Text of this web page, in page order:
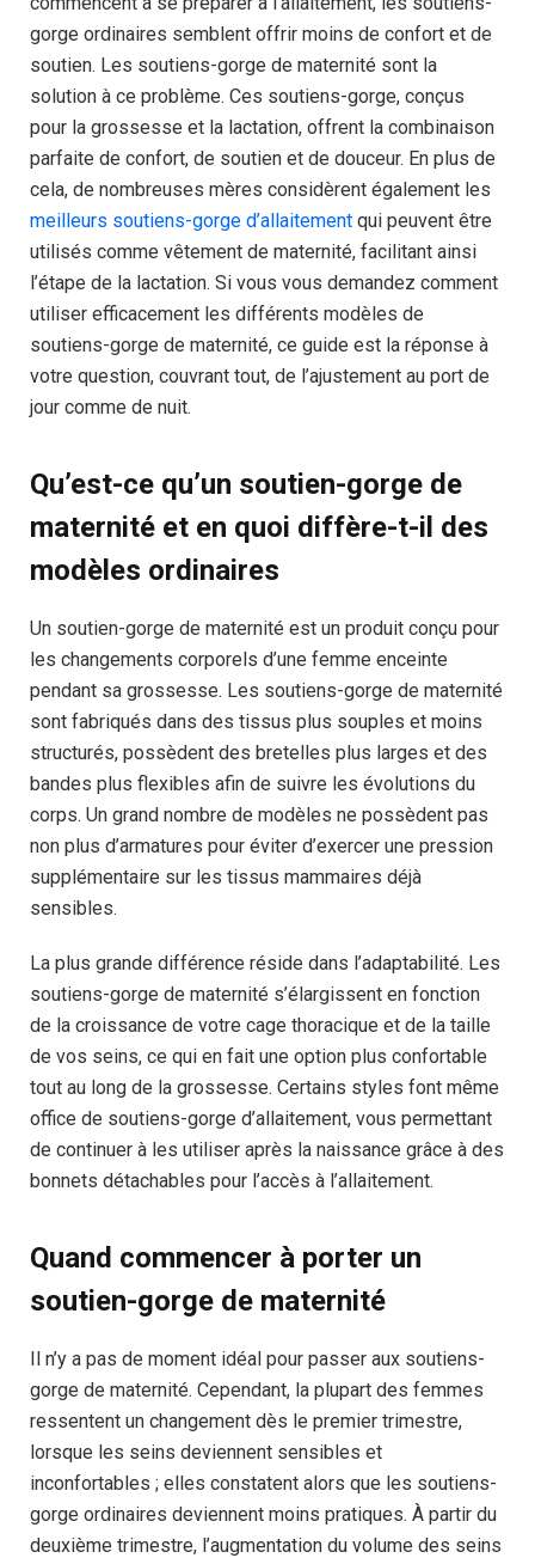
gorge ordinaires semblent offrir moins de confort et de
soutien. Les soutiens-gorge de maternité sont la
solution à ce problème. Ces soutiens-gorge, conçus
pour la grossesse et la lactation, offrent la combinaison
parfaite de confort, de soutien et de douceur. En plus de
cela, de nombreuses mères considèrent également les
meilleurs soutiens-gorge d’allaitement qui peuvent être
utilisés comme vêtement de maternité, facilitant ainsi
l’étape de la lactation. Si vous vous demandez comment
utiliser efficacement les différents modèles de
soutiens-gorge de maternité, ce guide est la réponse à
votre question, couvrant tout, de l’ajustement au port de
jour comme de nuit.
Qu’est-ce qu’un soutien-gorge de
maternité et en quoi diffère-t-il des
modèles ordinaires
Un soutien-gorge de maternité est un produit conçu pour
les changements corporels d’une femme enceinte
pendant sa grossesse. Les soutiens-gorge de maternité
sont fabriqués dans des tissus plus souples et moins
structurés, possèdent des bretelles plus larges et des
bandes plus flexibles afin de suivre les évolutions du
corps. Un grand nombre de modèles ne possèdent pas
non plus d’armatures pour éviter d’exercer une pression
supplémentaire sur les tissus mammaires déjà
sensibles.
La plus grande différence réside dans l’adaptabilité. Les
soutiens-gorge de maternité s’élargissent en fonction
de la croissance de votre cage thoracique et de la taille
de vos seins, ce qui en fait une option plus confortable
tout au long de la grossesse. Certains styles font même
office de soutiens-gorge d’allaitement, vous permettant
de continuer à les utiliser après la naissance grâce à des
bonnets détachables pour l’accès à l’allaitement.
Quand commencer à porter un
soutien-gorge de maternité
Il n’y a pas de moment idéal pour passer aux soutiens-
gorge de maternité. Cependant, la plupart des femmes
ressentent un changement dès le premier trimestre,
lorsque les seins deviennent sensibles et
inconfortables ; elles constatent alors que les soutiens-
gorge ordinaires deviennent moins pratiques. À partir du
deuxième trimestre, l’augmentation du volume des seins